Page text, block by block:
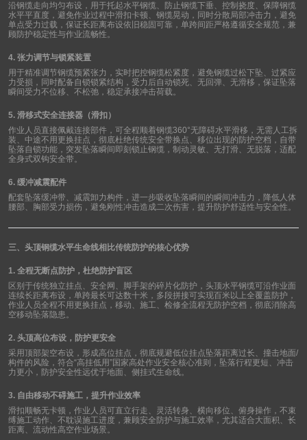
沿钢缆走向均匀布设，用于托起水平钢缆、防止钢缆下垂、控制挠度、保障钢缆
水平平直度，避免作业过程中滑扣卡顿、钢缆晃动，同时分散局部冲击力，避免
单点受力过载，保证长距离布设依旧稳固可靠，单跨间距严格遵循安全规范，兼
顾防护稳定性与作业流畅性。
4. 张力调节与锁紧装置
用于精准调节钢缆预紧张力，实时把控钢缆松紧度，避免钢缆过松下坠、过紧应
力受损，同时配备自锁锁紧结构，受力后自动锁死、无回弹、无滑移，保证坠落
瞬间受力不位移、不松弛，稳定承接冲击荷载。
5. 滑移式安全连接器（滑扣）
作业人员直接佩戴连接部件，可全程顺着钢缆360°无障碍水平滑移，无需人工拆
装、中途不用更换挂点，彻底杜绝传统安全带换点、移位出现的防护空档，自带
坠落自锁功能，突发坠落瞬间即刻锁止钢缆，制动灵敏、无打滑、无脱落，适配
全身式双钩安全带。
6. 缓冲减震配件
配套坠落缓冲带、减震卸力构件，进一步吸收坠落瞬间的瞬间冲击力，降低人体
腰部、胸部受力损伤，避免刚性冲击造成二次伤害，提升防护舒适性与安全性。
三、头顶钢缆水平生命线相比传统防护的核心优势
1. 全程无断点防护，杜绝防护盲区
区别于传统独立挂点、安全网、脚手架的碎片化防护，头顶水平钢缆可沿作业面
连续长距离布设，单跨最长可达数十米，多段拼接可实现百米以上全覆盖防护，
作业人员全程不用更换挂点，移动、施工、检修全流程无防护空档，彻底消除高
空移动坠落隐患。
2. 头顶高位布设，防护更安全
采用顶部架空布设，形成高位挂点，彻底规避低位挂点坠落距离过长、撞击地面/
构件的风险，符合“高挂低用”国家高处作业安全核心准则，坠落行程更短、冲击
力更小，防护安全性远优于地面、侧挂式生命线。
3. 自由移动不碍施工，提升作业效率
滑扣顺畅无卡顿，作业人员可直立行走、灵活转身、横向移位、俯身操作，不束
缚施工动作、不耽误施工进度，兼顾安全防护与施工效率，尤其适合大面积、长
距离、流动性高空作业场景。